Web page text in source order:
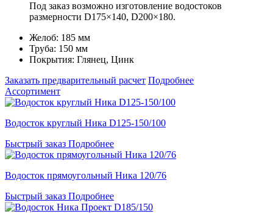
Под заказ возможно изготовление водостоков
размерности D175×140, D200×180.
Желоб: 185 мм
Труба: 150 мм
Покрытия: Глянец, Цинк
Заказать предварительный расчет Подробнее
Ассортимент
Водосток круглый Ника D125-150/100
Быстрый заказ Подробнее
Водосток прямоугольный Ника 120/76
Быстрый заказ Подробнее